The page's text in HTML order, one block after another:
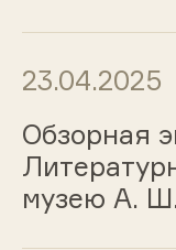
23.04.2025
Обзорная
музею А.